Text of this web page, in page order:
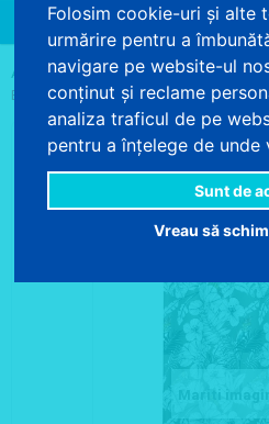
Folosim cookie-uri și alte
urmărire pentru a
navigare pe website-ul
conținut și reclame
analiza traficul de pe
pentru a înțelege de
Sunt de
Vreau să
Toggle
navigation
ACASA > DECORATIUNI TEXTILE >
EXOTICA GUATEMALA
Mariti